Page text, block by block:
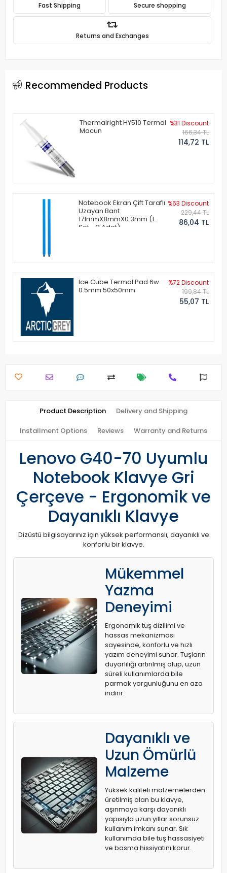
Fast Shipping Secure shopping
Returns and Exchanges
Recommended Products
Thermalright HY510 Termal
Macun
%31 Discount
166,34 TL
114,72 TL
Notebook Ekran Çift Taraflı
Uzayan Bant
171mmX8mmX0.3mm (1
Set - 2 Adet)
%63 Discount
229,44 TL
86,04 TL
Ice Cube Termal Pad 6w
0.5mm 50x50mm
%72 Discount
199,84 TL
55,07 TL
Product Description Delivery and Shipping
Installment Options Reviews Warranty and Returns
Lenovo G40-70 Uyumlu
Notebook Klavye Gri
Çerçeve - Ergonomik ve
Dayanıklı Klavye
Dizüstü bilgisayarınız için yüksek performanslı, dayanıklı ve
konforlu bir klavye.
Mükemmel
Yazma
Deneyimi
Ergonomik tuş dizilimi ve
hassas mekanizması
sayesinde, konforlu ve hızlı
yazım deneyimi sunar. Tuşların
duyarlılığı artırılmış olup, uzun
süreli kullanımlarda bile
parmak yorgunluğunu en aza
indirir.
Dayanıklı ve
Uzun Ömürlü
Malzeme
Yüksek kaliteli malzemelerden
üretilmiş olan bu klavye,
aşınmaya karşı dayanıklı
yapısıyla uzun yıllar sorunsuz
kullanım imkanı sunar. Sık
kullanımda bile tuş hassasiyeti
ve basma hissiyatını korur.